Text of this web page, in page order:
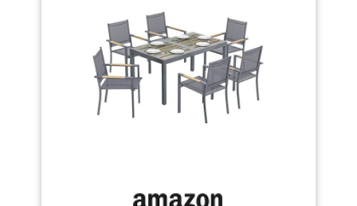
tendance ; aspect moderne & élégant ; très
estéhtique dans tout espace extérieur
Entretien facile : coin lounge en matériau facile
d'entretien ; le polyrotin se nettoie d'un simple
coup de chiffon humide ; plateau en verre facile à
nettoyer ; housses lavables en tissu polyester
robuste